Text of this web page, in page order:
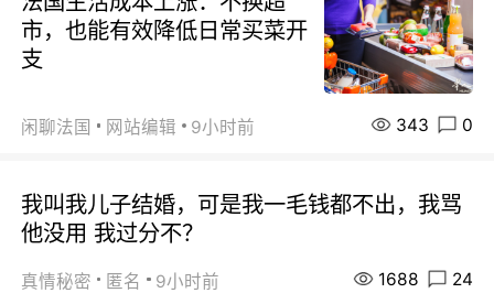
市，也能有效降低日常买菜开
支
闲聊法国 网站编辑 9小时前 343 0
我叫我儿子结婚，可是我一毛钱都不出，我骂
他没用 我过分不？
真情秘密 匿名 9小时前 1688 24